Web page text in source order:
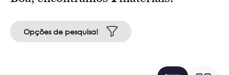
Opções de pesquisa!